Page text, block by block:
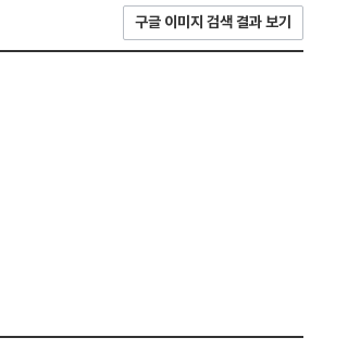
구글 이미지 검색 결과 보기